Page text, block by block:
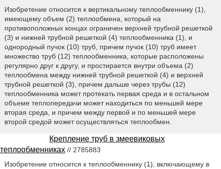
Изобретение относится к вертикальному теплообменнику (1),
имеющему объем (2) теплообмена, который на
противоположных концах ограничен верхней трубной решеткой
(3) и нижней трубной решеткой (4) теплообменника (1), и
однородный пучок (10) труб, причем пучок (10) труб имеет
множество труб (12) теплообменника, которые расположены
регулярно друг к другу, и простирается внутри объема (2)
теплообмена между нижней трубной решеткой (4) и верхней
трубной решеткой (3), причем дальше через трубы (12)
теплообменника может протекать первая среда и в остальном
объеме теплопередачи может находиться по меньшей мере
вторая среда, и причем между первой и по меньшей мере
второй средой может осуществляться теплообмен.
Крепление труб в змеевиковых
теплообменниках // 2785883
Изобретение относится к теплообменнику (1), включающему в